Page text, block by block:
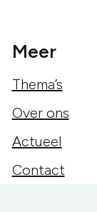
Meer
Thema’s
Over ons
Actueel
Contact